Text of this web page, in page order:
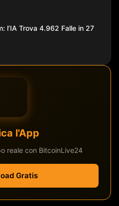
l’IA Trova 4.962 Falle in 27
l'App
reale con BitcoinLive24
Gratis